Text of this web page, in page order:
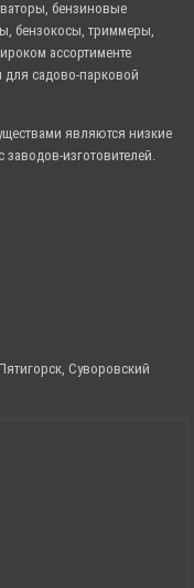
бензиновые
бензокосы, триммеры,
ассортименте
для садово-парковой
являются низкие
изготовителей.
Суворовский